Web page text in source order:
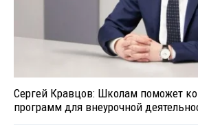
Сергей Кравцов: Школам поможет
программ для внеурочной